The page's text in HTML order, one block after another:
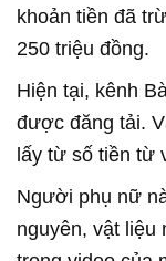
khoản tiền đã
250 triệu đồng.
Hiện tại, kênh
được đăng tải.
lấy từ số tiền từ
Người phụ nữ
nguyên, vật liệu